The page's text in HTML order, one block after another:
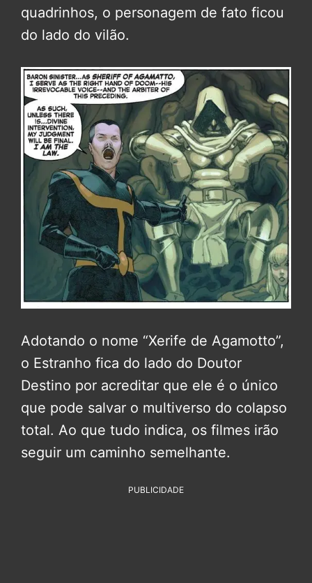
quadrinhos, o personagem de fato ficou
do lado do vilão.
Adotando o nome “Xerife de Agamotto”,
o Estranho fica do lado do Doutor
Destino por acreditar que ele é o único
que pode salvar o multiverso do colapso
total. Ao que tudo indica, os filmes irão
seguir um caminho semelhante.
PUBLICIDADE